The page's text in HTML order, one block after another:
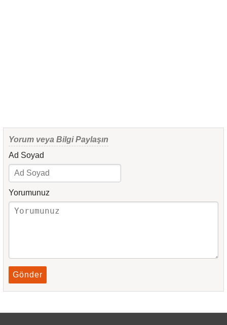
Yorum veya Bilgi Paylaşın
Ad Soyad
Yorumunuz
Gönder